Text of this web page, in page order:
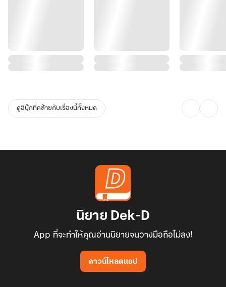
ดูอีบุ๊กที่คล้ายกับเรื่องนี้ทั้งหมด
นิยาย Dek-D
App ที่จะทำให้คุณอ่านนิยายจนวางมือถือไม่ลง!
ดาวน์โหลดแอป